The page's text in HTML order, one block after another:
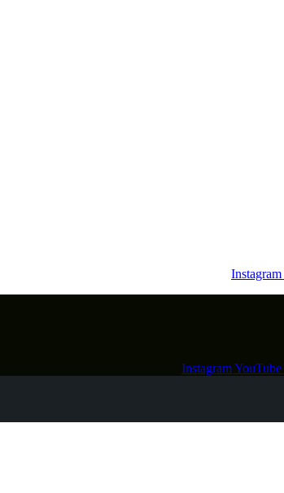
Instagram
InstagramYouTube